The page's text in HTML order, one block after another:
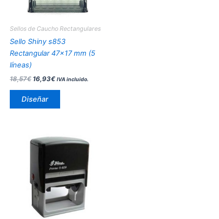
Sellos de Caucho Rectangulares
Sello Shiny s853
Rectangular 47×17 mm (5
líneas)
18,57€ 16,93€ IVA incluido.
Diseñar
se
de
Este
producto
múltiples
variantes.
Las
opciones
se